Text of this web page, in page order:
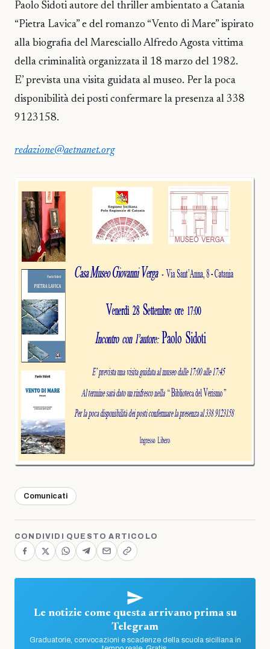
Paolo Sidoti autore del thriller ambientato a Catania
“Pietra Lavica” e del romanzo “Vento di Mare” ispirato
alla biografia del Maresciallo Alfredo Agosta vittima
della criminalità organizzata il 18 marzo del 1982.
E’ prevista una visita guidata al museo. Per la poca
disponibilità dei posti confermare la presenza al 338
9123158.
redazione@aetnanet.org
Comunicati
CONDIVIDI QUESTO ARTICOLO
Le notizie come questa arrivano prima su
Telegram
Graduatorie, convocazioni e scadenze della scuola siciliana in